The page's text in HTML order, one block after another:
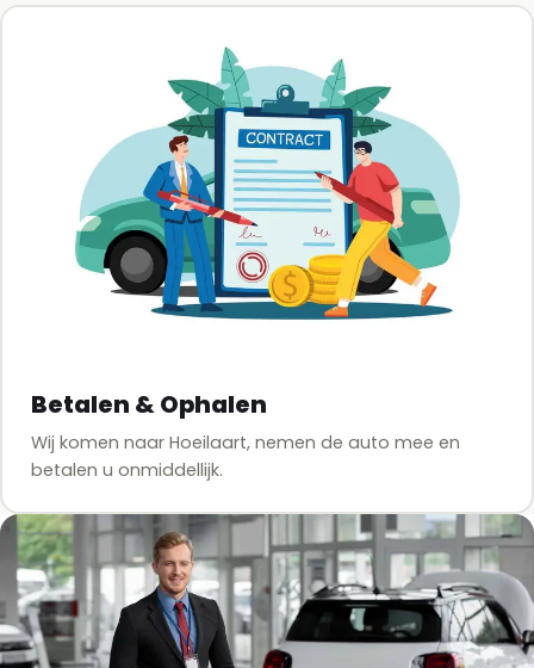
Betalen & Ophalen
Wij komen naar Hoeilaart, nemen de auto mee en
betalen u onmiddellijk.